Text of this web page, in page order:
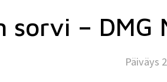
sorvi –
Päiväys